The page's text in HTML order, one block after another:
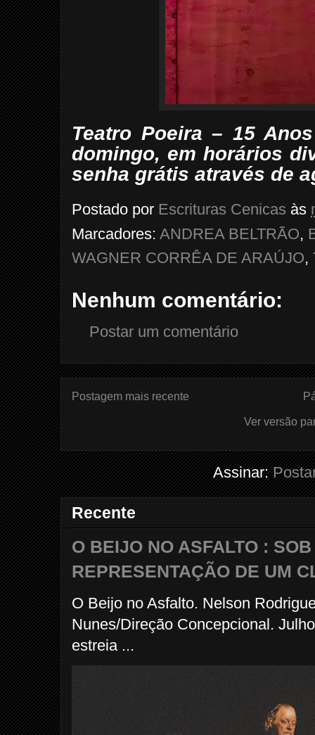
Teatro Poeira – 15
domingo, em horários
senha grátis através de
Postado por Escrituras Cenicas às
Marcadores: ANDREA BELTRÃO,
WAGNER CORRÊA DE ARAÚJO,
Nenhum comentário:
Postar um comentário
Postagem mais recente
Ver versão
Assinar:
Recente
O BEIJO NO ASFALTO :
REPRESENTAÇÃO DE UM
O Beijo no Asfalto. Nelson
Nunes/Direção Concepcional.
estreia ...